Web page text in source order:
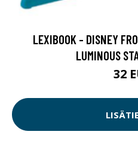
LEXIBOOK - DISNEY
LUMINOUS
32